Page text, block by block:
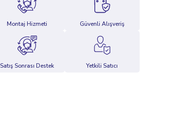
Montaj Hizmeti Güvenli Alışveriş
Satış Sonrası Destek Yetkili Satıcı